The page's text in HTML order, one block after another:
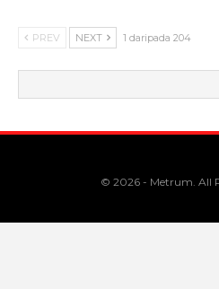
PREV NEXT 1 daripada 204
© 2026 - Metrum. All